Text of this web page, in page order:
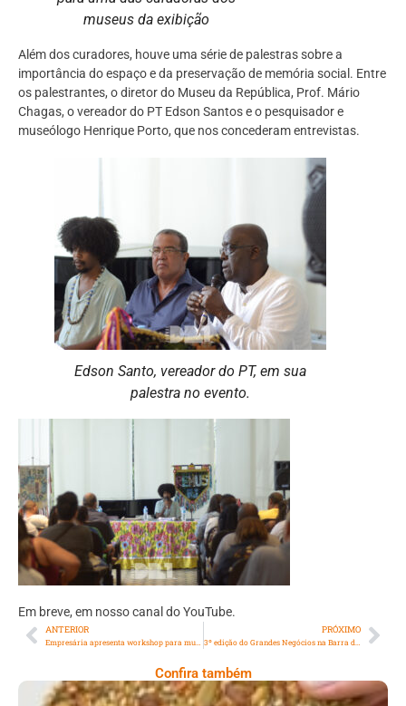
museus da exibição
Além dos curadores, houve uma série de palestras sobre a
importância do espaço e da preservação de memória social. Entre
os palestrantes, o diretor do Museu da República, Prof. Mário
Chagas, o vereador do PT Edson Santos e o pesquisador e
museólogo Henrique Porto, que nos concederam entrevistas.
Edson Santo, vereador do PT, em sua
palestra no evento.
Em breve, em nosso canal do YouTube.
ANTERIOR PRÓXIMO
Confira também